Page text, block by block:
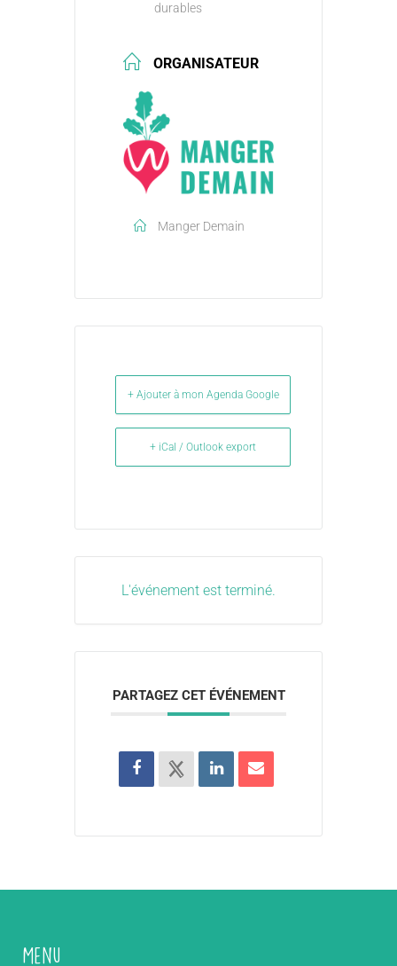
durables
ORGANISATEUR
Manger Demain
+ Ajouter à mon Agenda Google
+ iCal / Outlook export
L'événement est terminé.
PARTAGEZ CET ÉVÉNEMENT
Menu